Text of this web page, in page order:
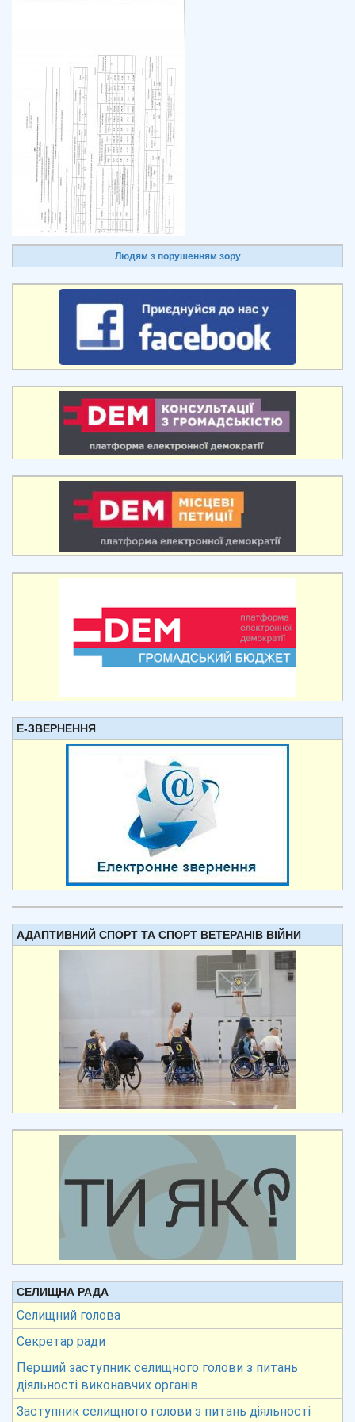
Людям з порушенням зору
Е-ЗВЕРНЕННЯ
АДАПТИВНИЙ СПОРТ ТА СПОРТ ВЕТЕРАНІВ ВІЙНИ
СЕЛИЩНА РАДА
Селищний голова
Секретар ради
Перший заступник селищного голови з питань
діяльності виконавчих органів
Заступник селищного голови з питань діяльності